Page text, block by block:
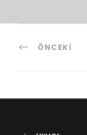
ÖNCEKI